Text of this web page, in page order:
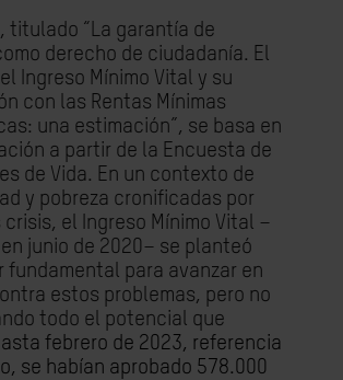
titulado “La garantía de
derecho de ciudadanía. El
Ingreso Mínimo Vital y su
con las Rentas Mínimas
una estimación”, se basa en
a partir de la Encuesta de
de Vida. En un contexto de
y pobreza cronificadas por
el Ingreso Mínimo Vital –
junio de 2020– se planteó
fundamental para avanzar en
estos problemas, pero no
todo el potencial que
febrero de 2023, referencia
se habían aprobado 578.000